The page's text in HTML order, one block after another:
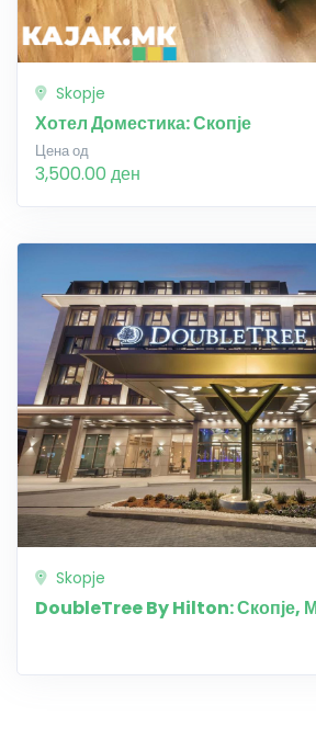
Skopje
Хотел Доместика: Скопје
Цена од
3,500.00 ден
Skopje
DoubleTree By Hilton: Скопје,